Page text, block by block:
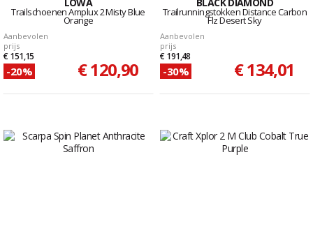
LOWA
Trailschoenen Amplux 2 Misty Blue
Orange
Aanbevolen
prijs
€ 151,15
-20% € 120,90
BLACK DIAMOND
Trailrunningstokken Distance Carbon
Flz Desert Sky
Aanbevolen
prijs
€ 191,48
-30% € 134,01